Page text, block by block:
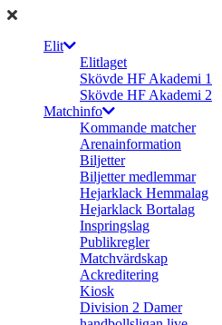
Elit
Elitlaget
Skövde HF Akademi 1
Skövde HF Akademi 2
Matchinfo
Kommande matcher
Arenainformation
Biljetter
Biljetter medlemmar
Hejarklack Hemmalag
Hejarklack Bortalag
Inspringslag
Publikregler
Matchvärdskap
Ackreditering
Kiosk
Division 2 Damer